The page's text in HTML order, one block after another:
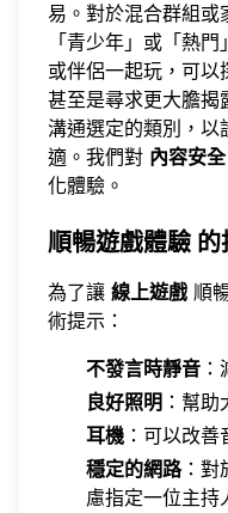
易。對於混合群組或
「青少年」或「熱
或伴侶一起玩，可以
甚至是尋求更大膽揭
溝通選定的類別，
適。我們對 內容安全
化體驗。
順暢遊戲體驗的
為了讓 線上遊戲 順
術提示：
不發言時靜音
良好照明 ：幫
耳機 ：可以改
穩定的網路：對
慮指定一位主持